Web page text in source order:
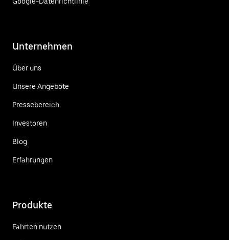
Unternehmen
Über uns
Unsere Angebote
Pressebereich
Investoren
Blog
Erfahrungen
Produkte
Fahrten nutzen